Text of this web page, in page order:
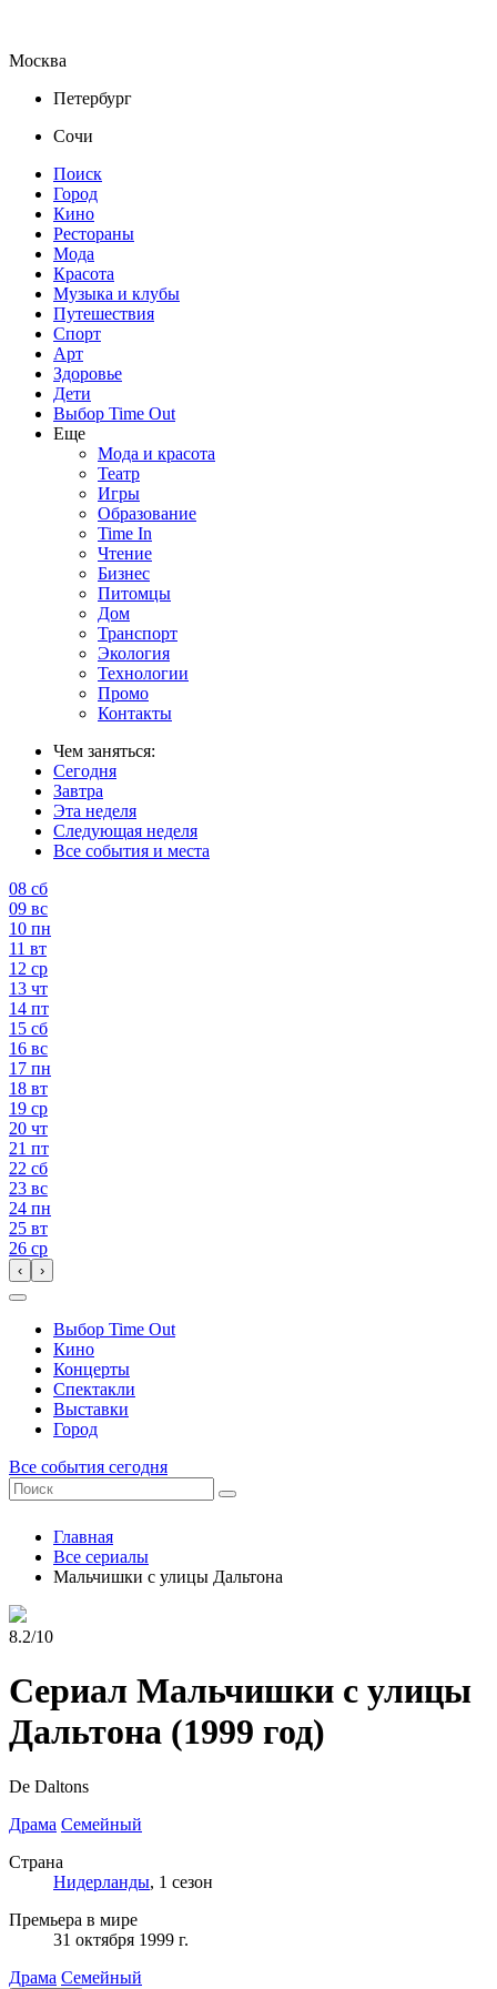
Москва
Петербург
Сочи
Поиск
Город
Кино
Рестораны
Мода
Красота
Музыка и клубы
Путешествия
Спорт
Арт
Здоровье
Дети
Выбор Time Out
Еще
Мода и красота
Театр
Игры
Образование
Time In
Чтение
Бизнес
Питомцы
Дом
Транспорт
Экология
Технологии
Промо
Контакты
Чем заняться:
Сегодня
Завтра
Эта неделя
Следующая неделя
Все события и места
08 сб
09 вс
10 пн
11 вт
12 ср
13 чт
14 пт
15 сб
16 вс
17 пн
18 вт
19 ср
20 чт
21 пт
22 сб
23 вс
24 пн
25 вт
26 ср
‹ ›
Выбор Time Out
Кино
Концерты
Спектакли
Выставки
Город
Все события сегодня
Главная
Все сериалы
Мальчишки с улицы Дальтона
8.2/10
Сериал Мальчишки с улицы
Дальтона (1999 год)
De Daltons
Драма Семейный
Страна
Нидерланды, 1 сезон
Премьера в мире
31 октября 1999 г.
Драма Семейный